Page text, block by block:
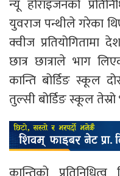
न्यू होराइजनको
युवराज पन्थीले गरेका
क्वीज प्रतियोगितामा
छात्र छात्राले भाग
कान्ति बोर्डिङ स्कूल
तुल्सी बोर्डिङ स्कूल